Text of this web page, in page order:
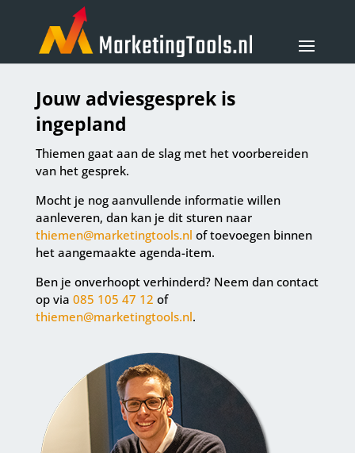
Jouw adviesgesprek is
ingepland
Thiemen gaat aan de slag met het voorbereiden
van het gesprek.
Mocht je nog aanvullende informatie willen
aanleveren, dan kan je dit sturen naar
thiemen@marketingtools.nl of toevoegen binnen
het aangemaakte agenda-item.
Ben je onverhoopt verhinderd? Neem dan contact
op via 085 105 47 12 of
thiemen@marketingtools.nl.